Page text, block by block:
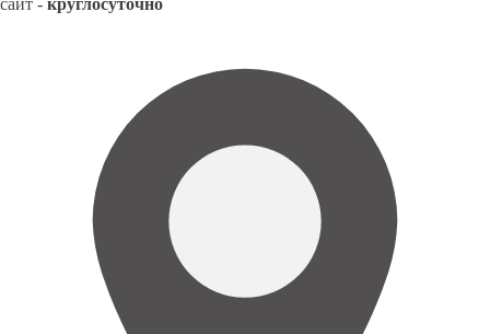
сайт - круглосуточно